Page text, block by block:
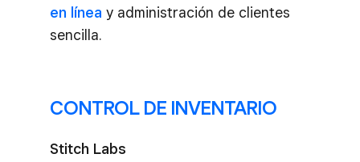
en línea y administración de clientes
sencilla.
CONTROL DE INVENTARIO
Stitch Labs